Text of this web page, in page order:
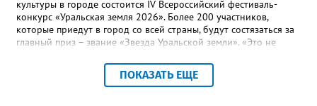
культуры в городе состоится IV Всероссийский фестиваль-
конкурс «Уральская земля 2026». Более 200 участников,
которые приедут в город со всей страны, будут состязаться за
главный приз – звание «Звезда Уральской земли». «Это не
прослушивания участников, мастер-классы от ведущих
наставников, выступления победителей прошлых лет и
ПОКАЗАТЬ ЕЩЕ